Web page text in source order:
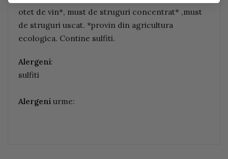
otet de vin*, must de struguri concentrat* ,must
de struguri uscat. *provin din agricultura
ecologica. Contine sulfiti.
Alergeni:
sulfiti
Alergeni urme: